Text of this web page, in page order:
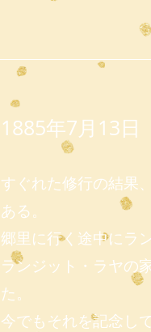
1885年7月13日
すぐれた修行の結果
ある。
郷里に行く途中にラ
ランジット・ラヤの
た。
今でもそれを記念し